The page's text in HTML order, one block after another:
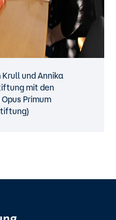
Krull und Annika
mit den
Primum